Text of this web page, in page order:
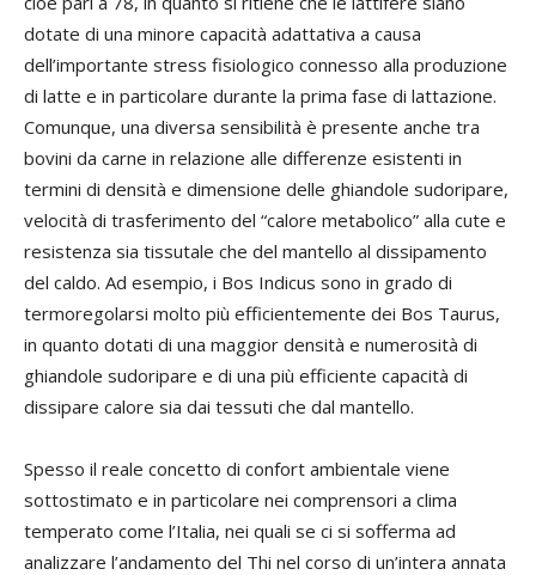
dotate di una minore capacità adattativa a causa
dell’importante stress fisiologico connesso alla produzione
di latte e in particolare durante la prima fase di lattazione.
Comunque, una diversa sensibilità è presente anche tra
bovini da carne in relazione alle differenze esistenti in
termini di densità e dimensione delle ghiandole sudoripare,
velocità di trasferimento del “calore metabolico” alla cute e
resistenza sia tissutale che del mantello al dissipamento
del caldo. Ad esempio, i Bos Indicus sono in grado di
termoregolarsi molto più efficientemente dei Bos Taurus,
in quanto dotati di una maggior densità e numerosità di
ghiandole sudoripare e di una più efficiente capacità di
dissipare calore sia dai tessuti che dal mantello.
Spesso il reale concetto di confort ambientale viene
sottostimato e in particolare nei comprensori a clima
temperato come l’Italia, nei quali se ci si sofferma ad
analizzare l’andamento del Thi nel corso di un’intera annata